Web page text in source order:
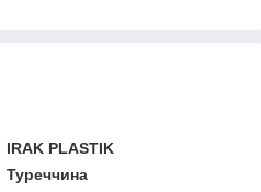
IRAK PLASTIK
Туреччина